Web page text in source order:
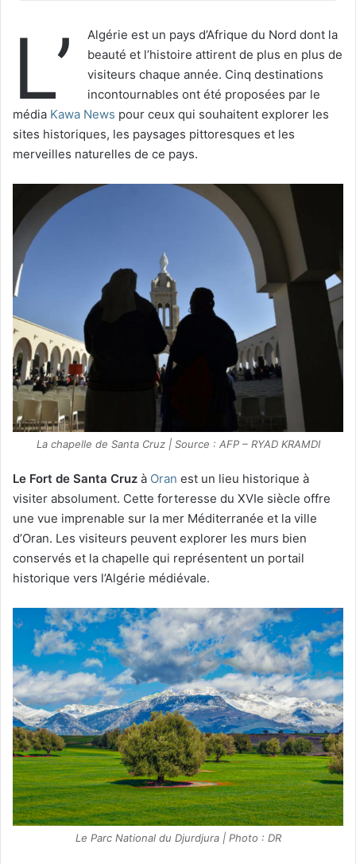
L’
Algérie est un pays d’Afrique du Nord dont la
beauté et l’histoire attirent de plus en plus de
visiteurs chaque année. Cinq destinations
incontournables ont été proposées par le
média Kawa News pour ceux qui souhaitent explorer les
sites historiques, les paysages pittoresques et les
merveilles naturelles de ce pays.
La chapelle de Santa Cruz | Source : AFP – RYAD KRAMDI
Le Fort de Santa Cruz à Oran est un lieu historique à
visiter absolument. Cette forteresse du XVIe siècle offre
une vue imprenable sur la mer Méditerranée et la ville
d’Oran. Les visiteurs peuvent explorer les murs bien
conservés et la chapelle qui représentent un portail
historique vers l’Algérie médiévale.
Le Parc National du Djurdjura | Photo : DR